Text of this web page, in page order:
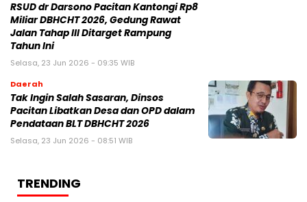
RSUD dr Darsono Pacitan Kantongi Rp8
Miliar DBHCHT 2026, Gedung Rawat
Jalan Tahap III Ditarget Rampung
Tahun Ini
Selasa, 23 Jun 2026 - 09:35 WIB
Daerah
Tak Ingin Salah Sasaran, Dinsos
Pacitan Libatkan Desa dan OPD dalam
Pendataan BLT DBHCHT 2026
Selasa, 23 Jun 2026 - 08:51 WIB
TRENDING